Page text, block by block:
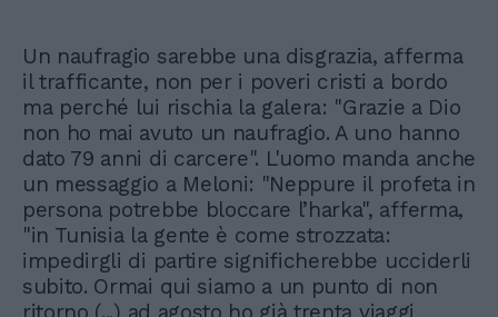
Un naufragio sarebbe una disgrazia, afferma
il trafficante, non per i poveri cristi a bordo
ma perché lui rischia la galera: "Grazie a Dio
non ho mai avuto un naufragio. A uno hanno
dato 79 anni di carcere". L'uomo manda anche
un messaggio a Meloni: "Neppure il profeta in
persona potrebbe bloccare l’harka", afferma,
"in Tunisia la gente è come strozzata:
impedirgli di partire significherebbe ucciderli
subito. Ormai qui siamo a un punto di non
ritorno (...) ad agosto ho già trenta viaggi